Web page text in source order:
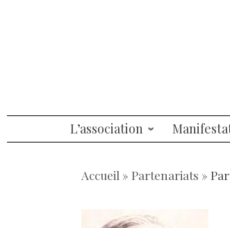
L’association
Accueil » Partenariats »